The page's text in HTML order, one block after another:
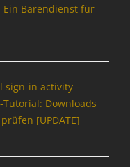
Ein Bärendienst für
sign-in activity –
Tutorial: Downloads
[UPDATE]